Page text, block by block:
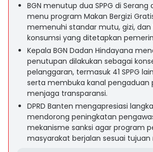
BGN menutup dua SPPG di Serang
menu program Makan Bergizi
memenuhi standar mutu, gizi, dan
konsumsi yang ditetapkan
Kepala BGN Dadan Hindayana
penutupan dilakukan sebagai
pelanggaran, termasuk 41 SPPG
serta membuka kanal pengaduan
menjaga transparansi.
DPRD Banten mengapresiasi
mendorong peningkatan
mekanisme sanksi agar program
masyarakat berjalan sesuai tujuan